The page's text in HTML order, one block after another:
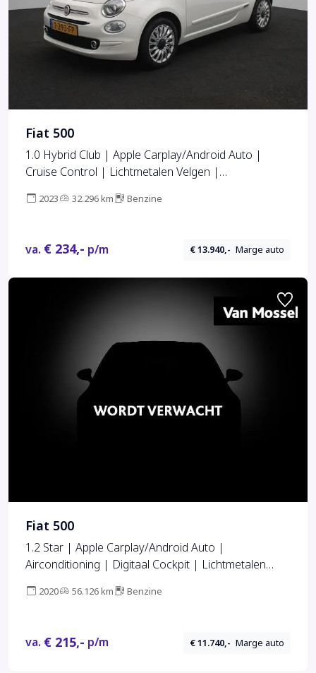
Fiat 500
1.0 Hybrid Club | Apple Carplay/Android Auto |
Cruise Control | Lichtmetalen Velgen |
2023 32.296 km Benzine
va. € 234,- p/m € 13.940,- Marge auto
Fiat 500
1.2 Star | Apple Carplay/Android Auto |
Airconditioning | Digitaal Cockpit | Lichtmetalen
2020 56.126 km Benzine
va. € 215,- p/m € 11.740,- Marge auto